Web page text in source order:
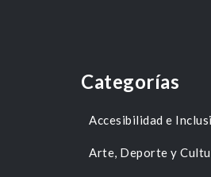
Categorías
Accesibilidad e
Arte, Deporte y